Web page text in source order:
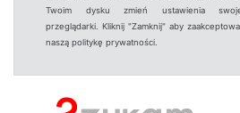
Twoim dysku zmień ustawienia
przeglądarki. Kliknij "Zamknij" aby
naszą politykę prywatności.